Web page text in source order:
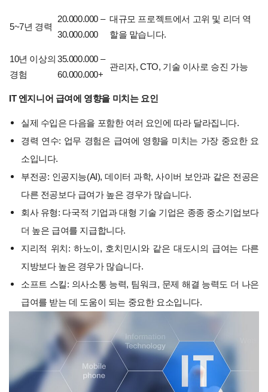
5~7년 경력
20.000.000 –
30.000.000
대규모 프로젝트에서 고위 및 리더 역
할을 맡습니다.
10년 이상의
경험
35.000.000 –
60.000.000+
관리자, CTO, 기술 이사로 승진 가능
IT 엔지니어 급여에 영향을 미치는 요인
실제 수입은 다음을 포함한 여러 요인에 따라 달라집니다.
경력 연수: 업무 경험은 급여에 영향을 미치는 가장 중요한 요
소입니다.
부전공: 인공지능(AI), 데이터 과학, 사이버 보안과 같은 전공은
다른 전공보다 급여가 높은 경우가 많습니다.
회사 유형: 다국적 기업과 대형 기술 기업은 종종 중소기업보다
더 높은 급여를 지급합니다.
지리적 위치: 하노이, 호치민시와 같은 대도시의 급여는 다른
지방보다 높은 경우가 많습니다.
소프트 스킬: 의사소통 능력, 팀워크, 문제 해결 능력도 더 나은
급여를 받는 데 도움이 되는 중요한 요소입니다.